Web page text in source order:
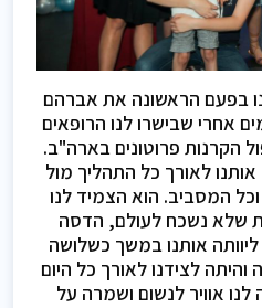
בפעם הראשונה את אברהם
שבישרו לנו הרופאים
הקרנות פרוטונים בארה"ב.
לאורך כל התהליך מול
המסביב. הוא הצמיד לנו
שלא נשכח לעולם, הדסה
אותנו במשך כשלושה
לצידנו לאורך כל היום
אוויר לנשום ושמרה על